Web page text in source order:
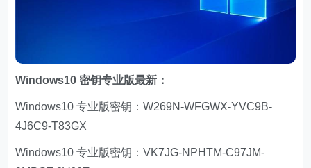
Windows10 密钥专业版最新：
Windows10 专业版密钥：W269N-WFGWX-YVC9B-
4J6C9-T83GX
Windows10 专业版密钥：VK7JG-NPHTM-C97JM-